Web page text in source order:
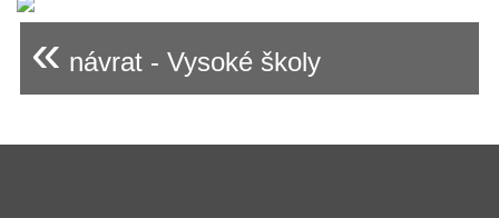
« návrat - Vysoké školy